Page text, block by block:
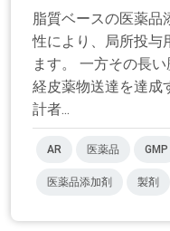
脂質ベースの医薬品
性により、局所投与
ます。 一方その長
経皮薬物送達を達成
計者...
AR 医薬品 GMP
医薬品添加剤 製剤